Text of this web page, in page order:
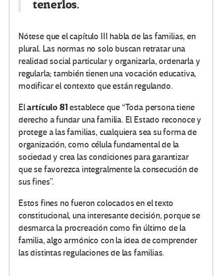
tenerlos.
Nótese que el capítulo III habla de las familias, en
plural. Las normas no solo buscan retratar una
realidad social particular y organizarla, ordenarla y
regularla; también tienen una vocación educativa,
modificar el contexto que están regulando.
Elartículo 81establece que “Toda persona tiene
derecho a fundar una familia. El Estado reconoce y
protege a las familias, cualquiera sea su forma de
organización, como célula fundamental de la
sociedad y crea las condiciones para garantizar
que se favorezca integralmente la consecución de
sus fines”.
Estos fines no fueron colocados en el texto
constitucional, una interesante decisión, porque se
desmarca la procreación como fin último de la
familia, algo armónico con la idea de comprender
las distintas regulaciones de las familias.